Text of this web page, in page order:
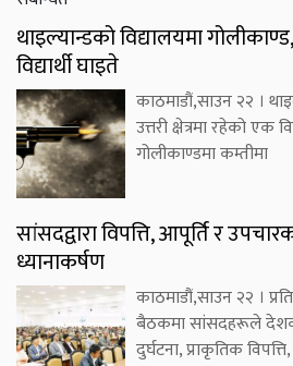
थाइल्यान्डको विद्यालयमा
विद्यार्थी घाइते
काठमाडौं,साउन २२ ।
उत्तरी क्षेत्रमा रहेको एक
गोलीकाण्डमा कम्तीमा
सांसदद्वारा विपत्ति, आपूर्ति र
ध्यानाकर्षण
काठमाडौं,साउन २२ ।
बैठकमा सांसदहरूले
दुर्घटना, प्राकृतिक विपत्ति,